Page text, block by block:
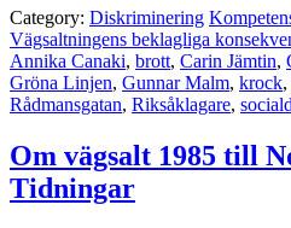
Category: Diskriminering
Vägsaltningens beklagliga
Annika Canaki, brott, Carin Jämtin,
Gröna Linjen, Gunnar Malm, krock,
Rådmansgatan, Riksåklagare,
Om vägsalt 1985 till
Tidningar